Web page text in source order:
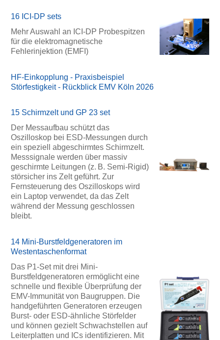
16 ICI-DP sets
Mehr Auswahl an ICI-DP Probespitzen
für die elektromagnetische
Fehlerinjektion (EMFI)
HF-Einkopplung - Praxisbeispiel
Störfestigkeit - Rückblick EMV Köln 2026
15 Schirmzelt und GP 23 set
Der Messaufbau schützt das
Oszilloskop bei ESD-Messungen durch
ein speziell abgeschirmtes Schirmzelt.
Messsignale werden über massiv
geschirmte Leitungen (z. B. Semi-Rigid)
störsicher ins Zelt geführt. Zur
Fernsteuerung des Oszilloskops wird
ein Laptop verwendet, da das Zelt
während der Messung geschlossen
bleibt.
14 Mini-Burstfeldgeneratoren im
Westentaschenformat
Das P1-Set mit drei Mini-
Burstfeldgeneratoren ermöglicht eine
schnelle und flexible Überprüfung der
EMV-Immunität von Baugruppen. Die
handgeführten Generatoren erzeugen
Burst- oder ESD-ähnliche Störfelder
und können gezielt Schwachstellen auf
Leiterplatten und ICs identifizieren. Mit